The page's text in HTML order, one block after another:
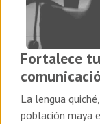
Fortalece
La lengua
población maya